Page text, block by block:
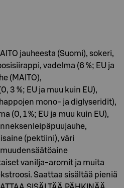
jauheesta (Suomi), sokeri,
vadelma (6 %; EU ja
(MAITO),
3 %; EU ja muu kuin EU),
mono- ja diglyseridit),
(0, 1 %; EU ja muu kuin EU),
(pektiini), väri
vanilja-aromit ja muita
Saattaa sisältää pieniä